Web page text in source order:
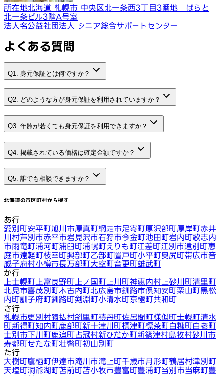
所在地北海道 札幌市 中央区北一条西3丁目3番地 ばらと
北一条ビル3階A号室
法人名公益社団法人 シニア総合サポートセンター
よくある質問
Q1. 身元保証とは何ですか？
Q2. どのような方が身元保証を利用されていますか？
Q3. 年齢が若くても身元保証を利用できますか？
Q4. 掲載されている価格は確定金額ですか？
Q5. 誰でも相談できますか？
北海道の市区町村から探す
あ行
愛別町安平町旭川市厚真町網走市足寄町厚沢部町厚岸町赤井
川村芦別市赤平市岩見沢市石狩市今金町池田町岩内町歌志内
市雨竜町浦河町浦臼町浦幌町えりも町江差町江別市遠別町恵
庭市遠軽町枝幸町興部町乙部町置戸町小平町奥尻町帯広市音
威子府村小樽市長万部町大空町音更町雄武町
か行
上士幌町 上富良野町 上ノ国町 上川町神恵内村 上砂川町清里町
北見市喜茂別町木古内町北広島市釧路市倶知安町栗山町黒松
内町訓子府町釧路町剣淵町小清水町京極町共和町
さ行
札幌市更別村猿払村斜里町積丹町佐呂間町様似町士幌町清水
町新得町知内町鹿部町新十津川町標津町標茶町白糠町白老町
士別市下川町鹿追町占冠村新ひだか町新篠津村島牧村砂川市
寿都町せたな町壮瞥町初山別町
た行
大樹町鷹栖町伊達市滝川市滝上町千歳市月形町鶴居村津別町
天塩町洞爺湖町苫前町苫小牧市豊富町豊浦町当別市当麻町豊